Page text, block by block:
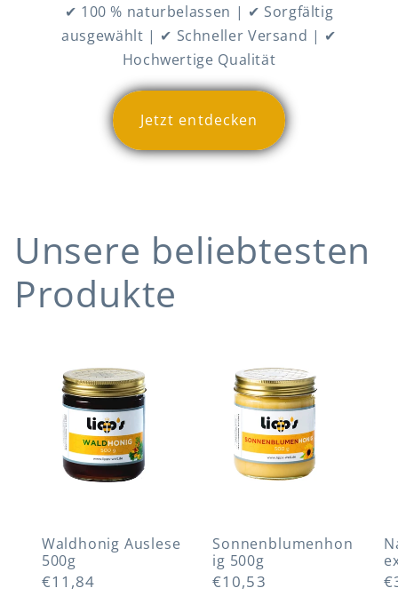
✔ 100 % naturbelassen | ✔ Sorgfältig
ausgewählt | ✔ Schneller Versand | ✔
Hochwertige Qualität
Jetzt entdecken
Unsere beliebtesten
Produkte
Waldhonig
Auslese
500g
Waldhonig Auslese
500g
Normaler
€11,84
Sonnenblu
menhonig
500g
Sonnenblumenhon
ig 500g
Normaler
€10,53